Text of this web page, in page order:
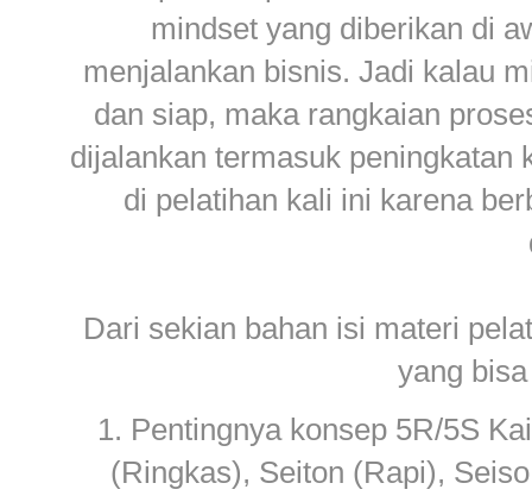
mindset yang diberikan di
menjalankan bisnis. Jadi kalau
dan siap, maka rangkaian
dijalankan termasuk
di pelatihan kali ini karena
Dari sekian bahan isi materi
yang
1. Pentingnya konsep 5R/5S
(Ringkas), Seiton (Rapi),